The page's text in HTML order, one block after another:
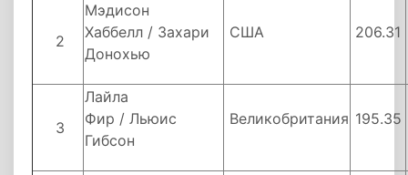
2
Мэдисон
Хаббелл / Захари
Донохью
США 206.31
3
Лайла
Фир / Льюис
Гибсон
Великобритания 195.35